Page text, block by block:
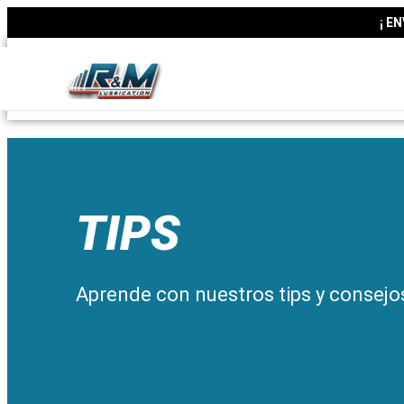
¡
TIPS
Aprende con nuestros tips y